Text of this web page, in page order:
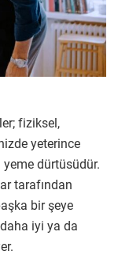
fiziksel,
yeterince
yeme dürtüsüdür.
tarafından
bir şeye
iyi ya da